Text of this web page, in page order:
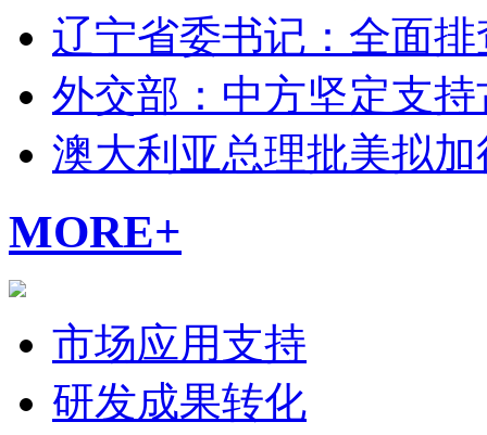
辽宁省委书记：全面排
外交部：中方坚定支持
澳大利亚总理批美拟加
MORE+
市场应用支持
研发成果转化